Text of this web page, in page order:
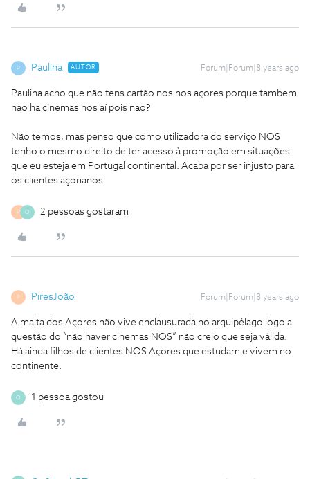
P Paulina AUTOR Forum|Forum|8 years ago
Paulina acho que não tens cartão nos nos açores porque tambem
nao ha cinemas nos aí pois nao?
Não temos, mas penso que como utilizadora do serviço NOS
tenho o mesmo direito de ter acesso à promoção em situações
que eu esteja em Portugal continental. Acaba por ser injusto para
os clientes açorianos.
P O 2 pessoas gostaram
P PiresJoão Forum|Forum|8 years ago
A malta dos Açores não vive enclausurada no arquipélago logo a
questão do “não haver cinemas NOS” não creio que seja válida.
Há ainda filhos de clientes NOS Açores que estudam e vivem no
continente.
O 1 pessoa gostou